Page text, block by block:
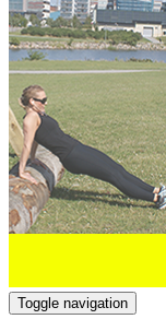
Toggle navigation